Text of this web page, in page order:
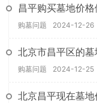
昌平购买墓地价
购墓问题 2024-12-26
北京市昌平区的
购墓问题 2024-12-25
北京昌平现在墓